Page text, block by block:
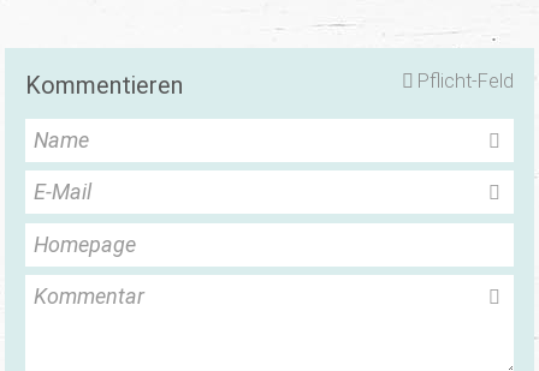
Pflicht-Feld
Kommentieren
Name
E-Mail
Homepage
Kommentar